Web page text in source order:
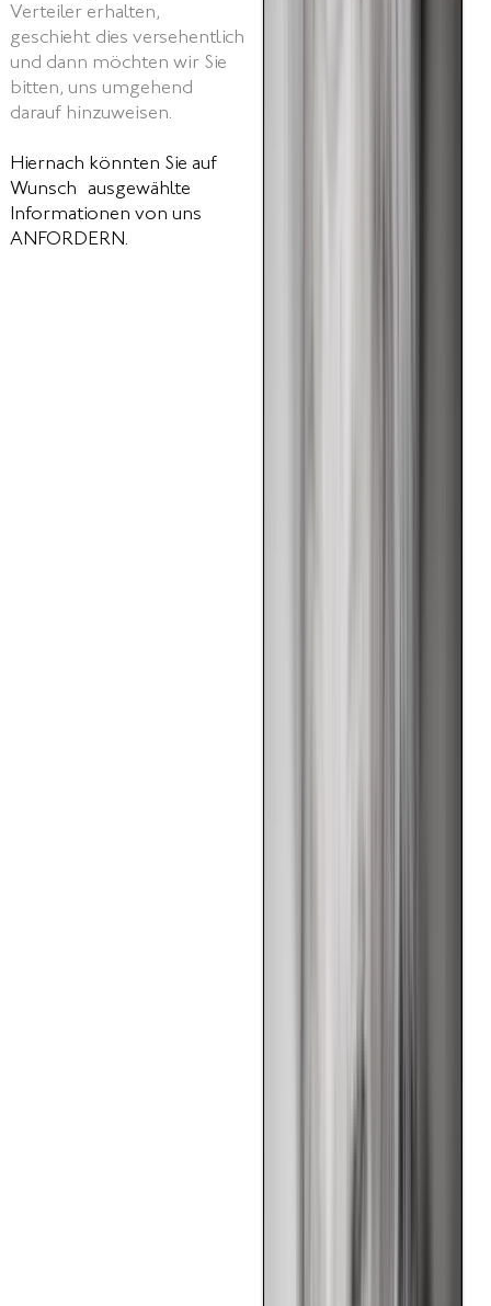
Verteiler erhalten,
geschieht dies versehentlich
und dann möchten wir Sie
bitten, uns umgehend
darauf hinzuweisen.
Hiernach könnten Sie auf
Wunsch ausgewählte
Informationen von uns
ANFORDERN.